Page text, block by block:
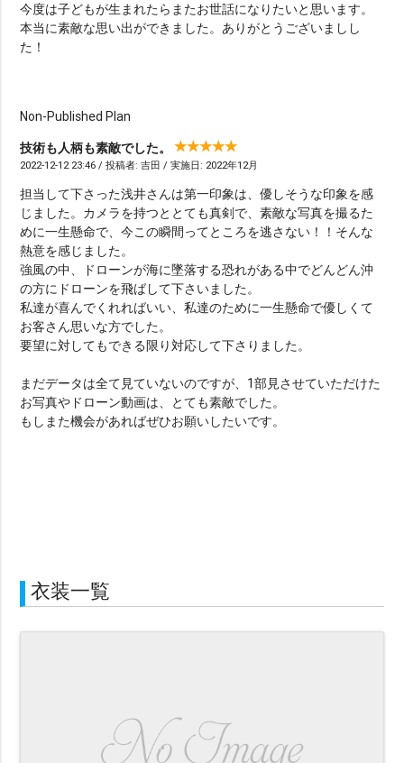
今度は子どもが生まれたらまたお世話になりたいと思います。
本当に素敵な思い出ができました。ありがとうございましし
た！
Non-Published Plan
技術も人柄も素敵でした。
2022-12-12 23:46 / 投稿者: 吉田 / 実施日: 2022年12月
担当して下さった浅井さんは第一印象は、優しそうな印象を感
じました。カメラを持つととても真剣で、素敵な写真を撮るた
めに一生懸命で、今この瞬間ってところを逃さない！！そんな
熱意を感じました。
強風の中、ドローンが海に墜落する恐れがある中でどんどん沖
の方にドローンを飛ばして下さいました。
私達が喜んでくれればいい、私達のために一生懸命で優しくて
お客さん思いな方でした。
要望に対してもできる限り対応して下さりました。
まだデータは全て見ていないのですが、1部見させていただけた
お写真やドローン動画は、とても素敵でした。
もしまた機会があればぜひお願いしたいです。
衣装一覧